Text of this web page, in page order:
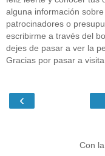
alguna información sobre
patrocinadores o
escribirme a través del
dejes de pasar a ver la
Gracias por pasar a
‹
Con